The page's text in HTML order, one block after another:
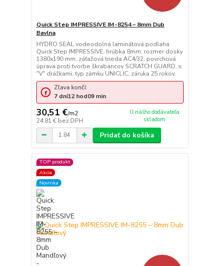
Quick Step IMPRESSIVE IM-8254 – 8mm Dub
Bavlna
HYDRO SEAL vodeodolná laminátová podlaha
Quick Step IMPRESSIVE, hrúbka 8mm, rozmer dosky
1380x190 mm, záťažová trieda AC4/32, povrchová
úprava proti tvorbe škrabancov SCRATCH GUARD, s
"V" drážkami, typ zámku UNICLIC, záruka 25 rokov.
30,51 €/m2
24,81 € bez DPH
U nášho dodávateľa
skladom
Zľava končí:
7 dní12 hod09 min
Pridať do košíka
TOP produkt
Akcia
Novinka